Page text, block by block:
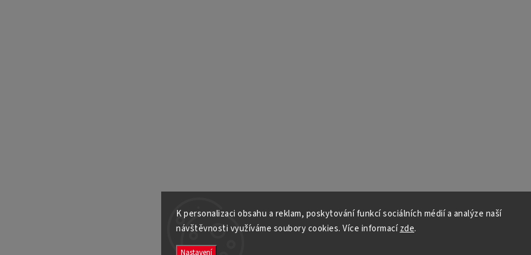
K personalizaci obsahu a reklam, poskytování funkcí sociálních médií a analýze naší
návštěvnosti využíváme soubory cookies. Více informacízde.
Nastavení